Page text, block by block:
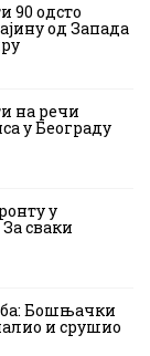
90 одсто
од Запада
на речи
у Београду
у
сваки
Бошњачки
и срушио